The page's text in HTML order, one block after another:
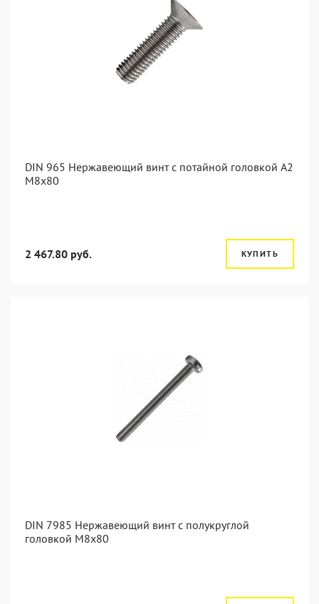
DIN 965 Нержавеющий винт с потайной головкой А2
М8x80
2 467.80 руб. КУПИТЬ
DIN 7985 Нержавеющий винт с полукруглой
головкой М8х80